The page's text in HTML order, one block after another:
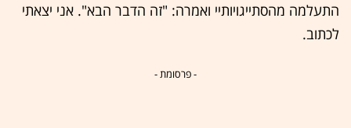
התעלמה מהסתייגויותיי ואמרה: "זה הדבר הבא". אני יצאתי
לכתוב.
- פרסומת -